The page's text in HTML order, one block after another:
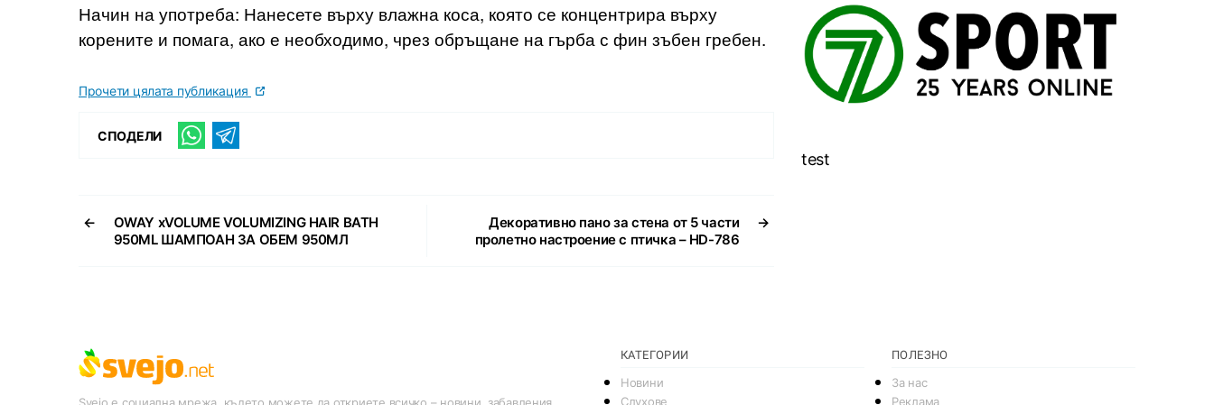
Начин на употреба: Нанесете върху влажна коса, която се концентрира върху
корените и помага, ако е необходимо, чрез обръщане на гърба с фин зъбен гребен.
Прочети цялата публикация
СПОДЕЛИ
←
OWAY xVOLUME VOLUMIZING HAIR BATH
950ML ШАМПОАН ЗА ОБЕМ 950МЛ
→
Декоративно пано за стена от 5 части
пролетно настроение с птичка – HD-786
test
Svejo е социална мрежа, където можете да откриете всичко – новини, забавления,
КАТЕГОРИИ
Новини
Слухове
ПОЛЕЗНО
За нас
Реклама